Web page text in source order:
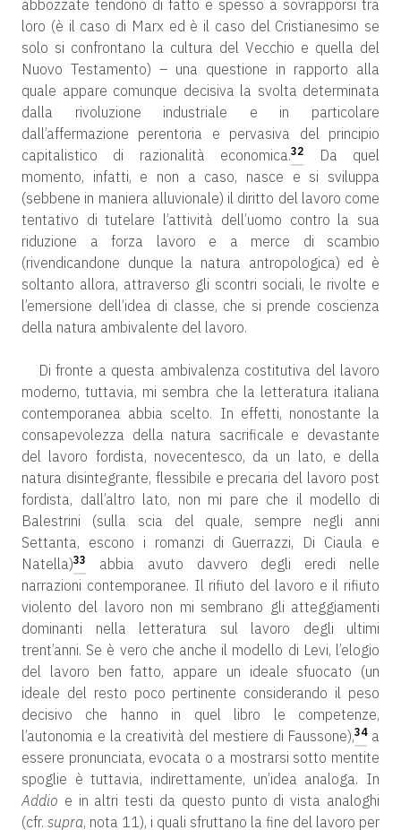
abbozzate tendono di fatto e spesso a sovrapporsi tra
loro (è il caso di Marx ed è il caso del Cristianesimo se
solo si confrontano la cultura del Vecchio e quella del
Nuovo Testamento) – una questione in rapporto alla
quale appare comunque decisiva la svolta determinata
dalla rivoluzione industriale e in particolare
dall’affermazione perentoria e pervasiva del principio
capitalistico di razionalità economica.32
Da quel
momento, infatti, e non a caso, nasce e si sviluppa
(sebbene in maniera alluvionale) il diritto del lavoro come
tentativo di tutelare l’attività dell’uomo contro la sua
riduzione a forza lavoro e a merce di scambio
(rivendicandone dunque la natura antropologica) ed è
soltanto allora, attraverso gli scontri sociali, le rivolte e
l’emersione dell’idea di classe, che si prende coscienza
della natura ambivalente del lavoro.
Di fronte a questa ambivalenza costitutiva del lavoro
moderno, tuttavia, mi sembra che la letteratura italiana
contemporanea abbia scelto. In effetti, nonostante la
consapevolezza della natura sacrificale e devastante
del lavoro fordista, novecentesco, da un lato, e della
natura disintegrante, flessibile e precaria del lavoro post
fordista, dall’altro lato, non mi pare che il modello di
Balestrini (sulla scia del quale, sempre negli anni
Settanta, escono i romanzi di Guerrazzi, Di Ciaula e
Natella)33
abbia avuto davvero degli eredi nelle
narrazioni contemporanee. Il rifiuto del lavoro e il rifiuto
violento del lavoro non mi sembrano gli atteggiamenti
dominanti nella letteratura sul lavoro degli ultimi
trent’anni. Se è vero che anche il modello di Levi, l’elogio
del lavoro ben fatto, appare un ideale sfuocato (un
ideale del resto poco pertinente considerando il peso
decisivo che hanno in quel libro le competenze,
l’autonomia e la creatività del mestiere di Faussone),34a
essere pronunciata, evocata o a mostrarsi sotto mentite
spoglie è tuttavia, indirettamente, un’idea analoga. In
Addio e in altri testi da questo punto di vista analoghi
(cfr. supra, nota 11), i quali sfruttano la fine del lavoro per